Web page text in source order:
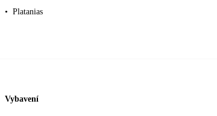
• Platanias
Vybavení